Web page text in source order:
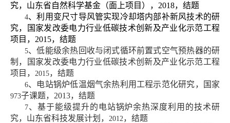
究，山东省自然科学基金（面上项目）， 2018，结题
4、利用变尺寸导风管实现冷却塔内部补新风技术的研
究，国家发改委电力行业低碳技术创新及产业化示范工程
项目， 2015，结题
5、低能级余热回收与闭式循环前置式空气预热器的研
制，国家发改委电力行业低碳技术创新及产业化示范工程
项目，
2015，结题
6、电站锅炉低温烟气余热利用工程示范化研究，国家
973子课题， 2013，结题
7、基于能级提升的电站锅炉余热深度利用的技术研
究，山东省科技发展计划，
2012 ，结题